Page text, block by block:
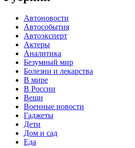
Автоновости
Автособытия
Автоэксперт
Актеры
Аналитика
Безумный мир
Болезни и лекарства
В мире
В России
Вещи
Военные новости
Гаджеты
Дети
Дом и сад
Еда